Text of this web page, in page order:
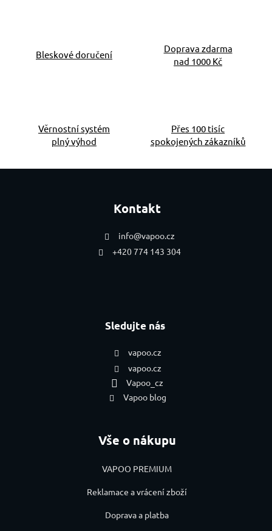
Bleskové doručení
Doprava zdarma
nad 1000 Kč
Věrnostní systém
plný výhod
Přes 100 tisíc
spokojených zákazníků
Kontakt
info@vapoo.cz
+420 774 143 304
Sledujte nás
vapoo.cz
vapoo.cz
Vapoo_cz
Vapoo blog
Vše o nákupu
VAPOO PREMIUM
Reklamace a vrácení zboží
Doprava a platba